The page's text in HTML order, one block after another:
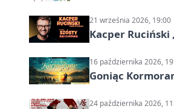
21 września 2026, 19:00
Kacper Ruciński
16 października 2026,
Goniąc
24 października 2026,